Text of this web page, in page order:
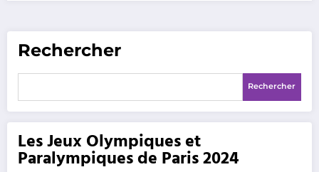
Rechercher
Rechercher
Les Jeux Olympiques et
Paralympiques de Paris 2024